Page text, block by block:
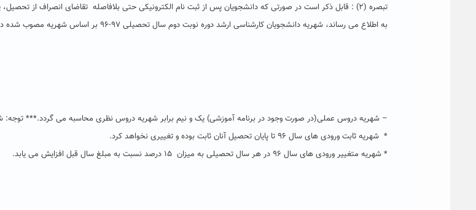
تبصره (۲) : قابل ذکر است در صورتی که دانشجویان پس از ثبت نام الکترونیکی حتی بلافاصله تقاضای انصراف از تحصیل، یا مرخصی و یا مهمانی را نمایند شهریه ثابت و پس از تاریخ حذف و اضافه دروس؛ کل شهریه واریز شده به استناد مقررات جزء جریمه انصراف تلقی خواهد شد و قابل برگشت نخواهد بود .
به اطلاع می رساند، شهریه دانشجویان کارشناسی ارشد دوره نوبت دوم سال تحصیلی ۹۷-۹۶ بر اساس شهریه مصوب شده در کمیسیون دائمی دانشگاه به شرح جدول ذیل می باشد:
– شهریه دروس عملی(در صورت وجود در برنامه آموزشی) یک و نیم برابر شهریه دروس نظری محاسبه می گردد.***
* شهریه ثابت ورودی های سال ۹۶ تا پایان تحصیل آنان ثابت بوده و تغییری نخواهد کرد.
* شهریه متغییر ورودی های سال ۹۶ در هر سال تحصیلی به میزان ۱۵ درصد نسبت به مبلغ سال قبل افزایش می یابد.